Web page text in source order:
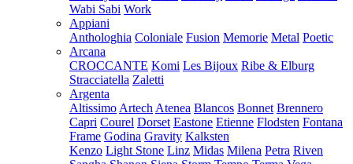
Wabi Sabi Work
Appiani
Anthologhia Coloniale Fusion Memorie Metal Poetic
Arcana
CROCCANTE Komi Les Bijoux Ribe & Elburg
Stracciatella Zaletti
Argenta
Altissimo Artech Atenea Blancos Bonnet Brennero
Capri Courel Dorset Eastone Etienne Flodsten Fontana
Frame Godina Gravity Kalksten
Kenzo Light Stone Linz Midas Milena Petra Riven